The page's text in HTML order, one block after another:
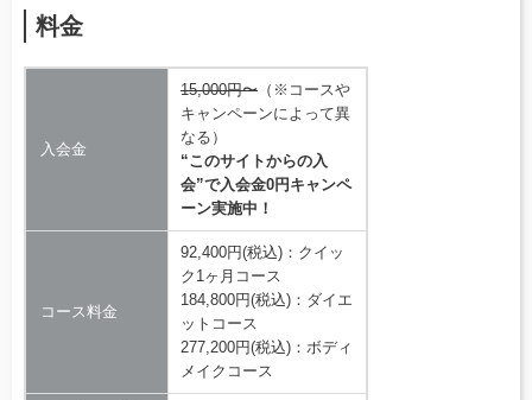
料金
入会金
15,000円〜 （※コースや
キャンペーンによって異
なる）
“このサイトからの入
会”で入会金0円キャンペ
ーン実施中！
コース料金
92,400円(税込)：クイッ
ク1ヶ月コース
184,800円(税込)：ダイエ
ットコース
277,200円(税込)：ボディ
メイクコース